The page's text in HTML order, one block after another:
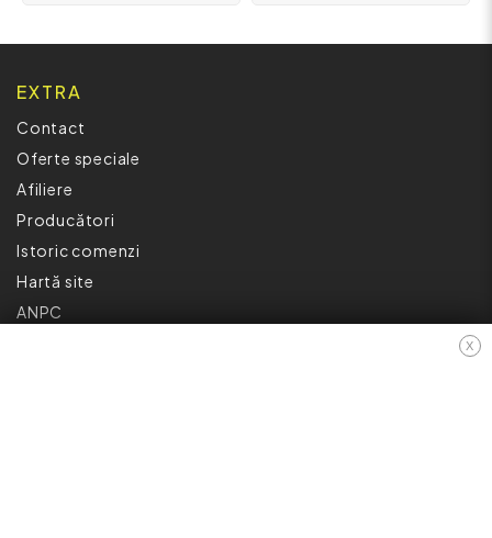
X
EXTRA
Contact
Oferte speciale
Afiliere
Producători
Istoric comenzi
Hartă site
ANPC